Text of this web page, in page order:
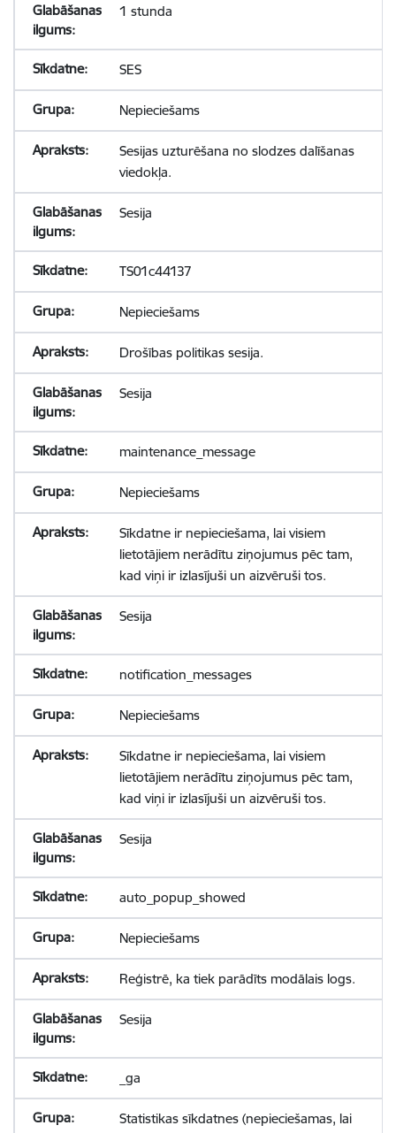
1 stunda
SES
Nepieciešams
Sesijas uzturēšana no slodzes dalīšanas
viedokļa.
Sesija
TS01c44137
Nepieciešams
Drošības politikas sesija.
Sesija
maintenance_message
Nepieciešams
Sīkdatne ir nepieciešama, lai visiem
lietotājiem nerādītu ziņojumus pēc tam,
kad viņi ir izlasījuši un aizvēruši tos.
Sesija
notification_messages
Nepieciešams
Sīkdatne ir nepieciešama, lai visiem
lietotājiem nerādītu ziņojumus pēc tam,
kad viņi ir izlasījuši un aizvēruši tos.
Sesija
auto_popup_showed
Nepieciešams
Reģistrē, ka tiek parādīts modālais logs.
Sesija
_ga
Statistikas sīkdatnes (nepieciešamas, lai